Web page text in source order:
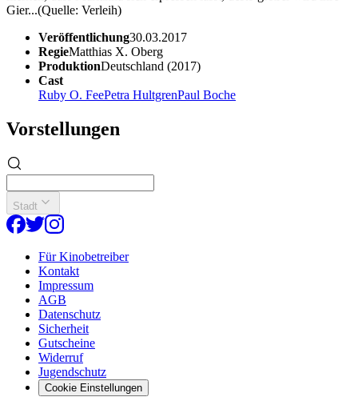
Gier...(Quelle: Verleih)
Veröffentlichung30.03.2017
RegieMatthias X. Oberg
ProduktionDeutschland (2017)
Cast
Ruby O. FeePetra HultgrenPaul Boche
Vorstellungen
Stadt
Für Kinobetreiber
Kontakt
Impressum
AGB
Datenschutz
Sicherheit
Gutscheine
Widerruf
Jugendschutz
Cookie Einstellungen